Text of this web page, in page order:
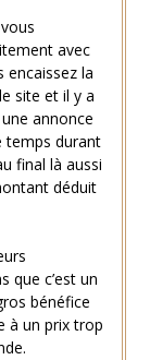
avec
encaissez la
site et il y a
annonce
temps durant
final là aussi
déduit
que c’est un
bénéfice
à un prix trop